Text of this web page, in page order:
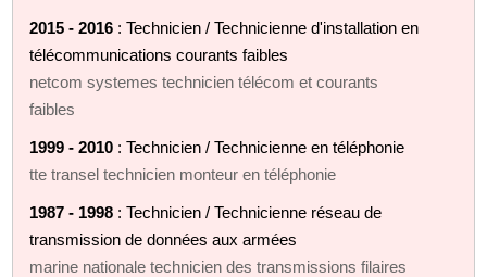
2015 - 2016 : Technicien / Technicienne d'installation en
télécommunications courants faibles
netcom systemes technicien télécom et courants
faibles
1999 - 2010 : Technicien / Technicienne en téléphonie
tte transel technicien monteur en téléphonie
1987 - 1998 : Technicien / Technicienne réseau de
transmission de données aux armées
marine nationale technicien des transmissions filaires